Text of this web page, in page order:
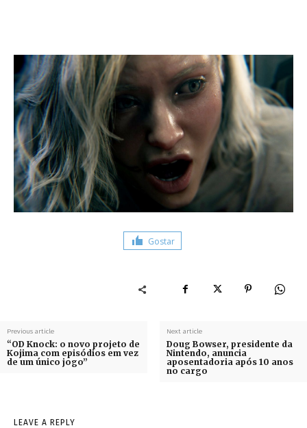
Gostar
Previous article
“OD Knock: o novo projeto de
Kojima com episódios em vez
de um único jogo”
Next article
Doug Bowser, presidente da
Nintendo, anuncia
aposentadoria após 10 anos
no cargo
LEAVE A REPLY